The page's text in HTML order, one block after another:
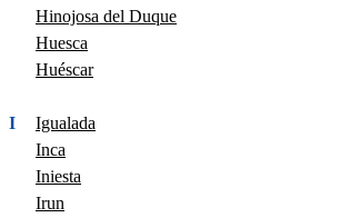
Hinojosa del Duque
Huesca
Huéscar
I
Igualada
Inca
Iniesta
Irun